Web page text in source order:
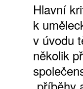
Hlavní
k
v úvodu
několik